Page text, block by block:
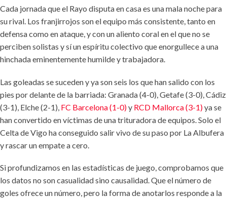
Cada jornada que el Rayo disputa en casa es una mala noche para
su rival. Los franjirrojos son el equipo más consistente, tanto en
defensa como en ataque, y con un aliento coral en el que no se
perciben solistas y sí un espíritu colectivo que enorgullece a una
hinchada eminentemente humilde y trabajadora.
Las goleadas se suceden y ya son seis los que han salido con los
pies por delante de la barriada: Granada (4-0), Getafe (3-0), Cádiz
(3-1), Elche (2-1), FC Barcelona (1-0)y RCD Mallorca (3-1)ya se
han convertido en víctimas de una trituradora de equipos. Solo el
Celta de Vigo ha conseguido salir vivo de su paso por La Albufera
y rascar un empate a cero.
Si profundizamos en las estadísticas de juego, comprobamos que
los datos no son casualidad sino causalidad. Que el número de
goles ofrece un número, pero la forma de anotarlos responde a la